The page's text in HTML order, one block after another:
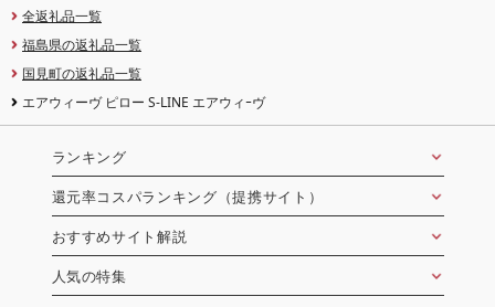
全返礼品一覧
福島県の返礼品一覧
国見町の返礼品一覧
エアウィーヴ ピロー S-LINE エアウィｰヴ
ランキング
還元率コスパランキング（提携サイト）
おすすめサイト解説
人気の特集